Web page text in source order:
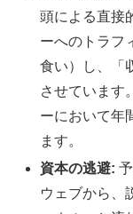
頭による直接
ーへのトラフ
食い）し、「
させています
ーにおいて年
ます。
資本の逃避:
ウェブから、